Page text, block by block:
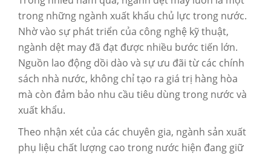
trong những ngành xuất khẩu chủ lực trong nước.
Nhờ vào sự phát triển của công nghệ kỹ thuật,
ngành dệt may đã đạt được nhiều bước tiến lớn.
Nguồn lao động dồi dào và sự ưu đãi từ các chính
sách nhà nước, không chỉ tạo ra giá trị hàng hòa
mà còn đảm bảo nhu cầu tiêu dùng trong nước và
xuất khẩu.
Theo nhận xét của các chuyên gia, ngành sản xuất
phụ liệu chất lượng cao trong nước hiện đang giữ